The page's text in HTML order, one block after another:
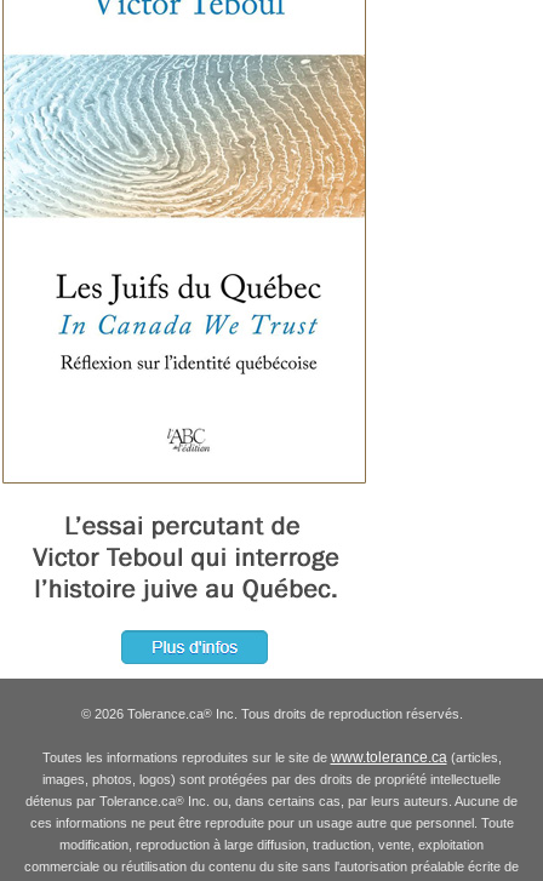
© 2026 Tolerance.ca®Inc. Tous droits de reproduction réservés.
Toutes les informations reproduites sur le site de www.tolerance.ca (articles,
images, photos, logos) sont protégées par des droits de propriété intellectuelle
détenus par Tolerance.ca® Inc. ou, dans certains cas, par leurs auteurs. Aucune de
ces informations ne peut être reproduite pour un usage autre que personnel. Toute
modification, reproduction à large diffusion, traduction, vente, exploitation
commerciale ou réutilisation du contenu du site sans l'autorisation préalable écrite de